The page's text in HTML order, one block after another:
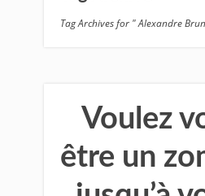
Tag Archives for " Alexandre
Voulez
être un